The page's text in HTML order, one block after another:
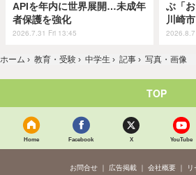
APIを年内に世界展開…未成年
者保護を強化
2026.7.31 Fri 13:45
ぶ「
川崎市
ホーム › 教育・受験 › 中学生 › 記事 › 写真・画像
TOP
Home Facebook X YouTube
お問合せ 広告掲載 会社概要